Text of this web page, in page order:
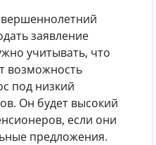
заявление
учитывать, что
возможность
под низкий
Он будет высокий
если они
предложения.